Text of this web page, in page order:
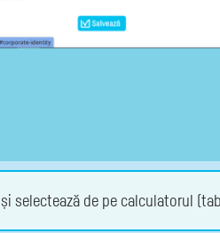
și selectează de pe calculatorul